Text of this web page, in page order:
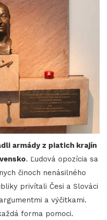
armády z piatich krajín
. Ľudová opozícia sa
činoch nenásilného
privítali Česi a Slováci
a výčitkami.
forma pomoci.